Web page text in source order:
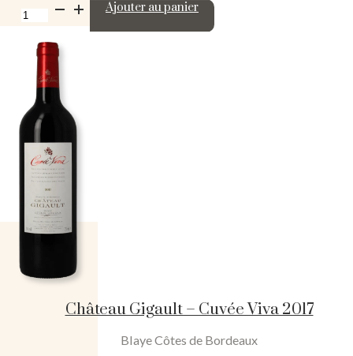
quantité
de
Gigault
Cuvée
Viva
2016
Ajouter au panier
Château Gigault – Cuvée Viva 2017
Blaye Côtes de Bordeaux